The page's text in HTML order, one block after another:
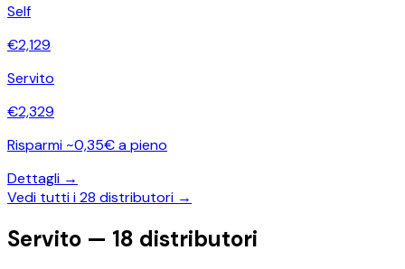
Self
€2,129
Servito
€2,329
Risparmi ~0,35€ a pieno
Dettagli →
Vedi tutti i28 distributori →
Servito — 18 distributori